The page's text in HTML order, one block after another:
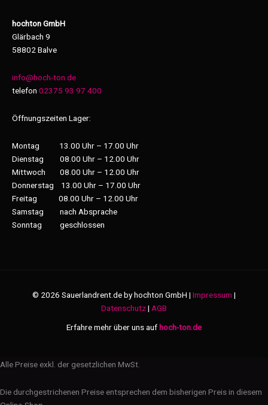
hochton GmbH
Glärbach 9
58802 Balve
info@hoch-ton.de
telefon 02375 93 97 400
Öffnungszeiten Lager:
Montag 13.00 Uhr – 17.00 Uhr
Dienstag 08.00 Uhr – 12.00 Uhr
Mittwoch 08.00 Uhr – 12.00 Uhr
Donnerstag 13.00 Uhr – 17.00 Uhr
Freitag 08.00 Uhr – 12.00 Uhr
Samstag nach Absprache
Sonntag geschlossen
© 2026 Sauerlandrent.de by hochton GmbH | Impressum |
Datenschutz| AGB
Erfahre mehr über uns auf hoch-ton.de
Alle Preise exkl. der gesetzlichen MwSt.
Die durchgestrichenen Preise entsprechen dem bisherigen Preis in diesem